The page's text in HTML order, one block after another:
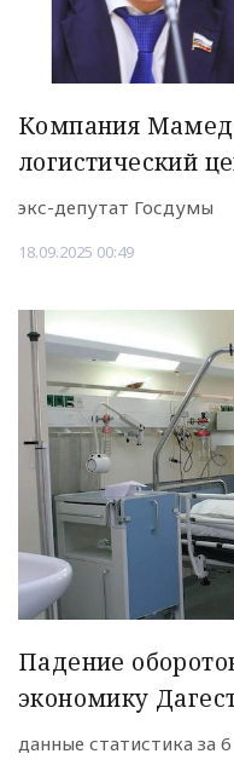
Компания
логистический
экс-депутат Госдумы
18.09.2025 00:49
Падение
экономику
данные статистика за